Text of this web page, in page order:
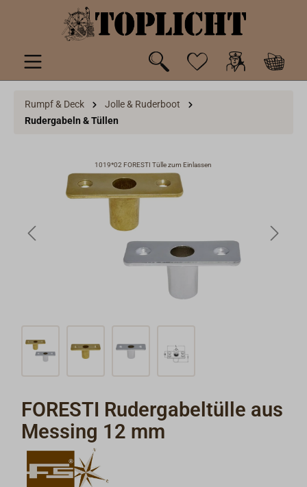
springen
Rumpf & Deck
Jolle & Ruderboot
Rudergabeln & Tüllen
1019*02 FORESTI Tülle zum Einlassen
FORESTI Rudergabeltülle aus
Messing 12 mm